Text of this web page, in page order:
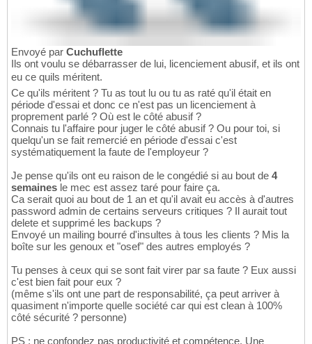
Envoyé par Cuchuflette
Ils ont voulu se débarrasser de lui, licenciement abusif, et ils ont
eu ce quils méritent.
Ce qu'ils méritent ? Tu as tout lu ou tu as raté qu'il était en
période d'essai et donc ce n'est pas un licenciement à
proprement parlé ? Où est le côté abusif ?
Connais tu l'affaire pour juger le côté abusif ? Ou pour toi, si
quelqu'un se fait remercié en période d'essai c'est
systématiquement la faute de l'employeur ?
Je pense qu'ils ont eu raison de le congédié si au bout de 4
semaines le mec est assez taré pour faire ça.
Ca serait quoi au bout de 1 an et qu'il avait eu accès à d'autres
password admin de certains serveurs critiques ? Il aurait tout
delete et supprimé les backups ?
Envoyé un mailing bourré d'insultes à tous les clients ? Mis la
boîte sur les genoux et "osef" des autres employés ?
Tu penses à ceux qui se sont fait virer par sa faute ? Eux aussi
c'est bien fait pour eux ?
(même s'ils ont une part de responsabilité, ça peut arriver à
quasiment n'importe quelle société car qui est clean à 100%
côté sécurité ? personne)
PS : ne confondez pas productivité et compétence. Une